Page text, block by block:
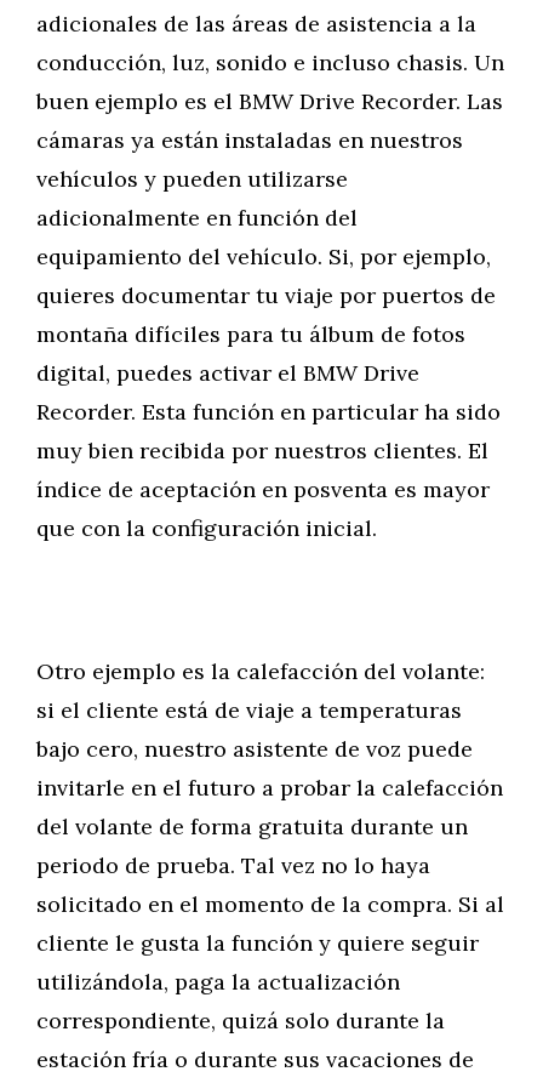
adicionales de las áreas de asistencia a la
conducción, luz, sonido e incluso chasis. Un
buen ejemplo es el BMW Drive Recorder. Las
cámaras ya están instaladas en nuestros
vehículos y pueden utilizarse
adicionalmente en función del
equipamiento del vehículo. Si, por ejemplo,
quieres documentar tu viaje por puertos de
montaña difíciles para tu álbum de fotos
digital, puedes activar el BMW Drive
Recorder. Esta función en particular ha sido
muy bien recibida por nuestros clientes. El
índice de aceptación en posventa es mayor
que con la configuración inicial.
Otro ejemplo es la calefacción del volante:
si el cliente está de viaje a temperaturas
bajo cero, nuestro asistente de voz puede
invitarle en el futuro a probar la calefacción
del volante de forma gratuita durante un
periodo de prueba. Tal vez no lo haya
solicitado en el momento de la compra. Si al
cliente le gusta la función y quiere seguir
utilizándola, paga la actualización
correspondiente, quizá solo durante la
estación fría o durante sus vacaciones de